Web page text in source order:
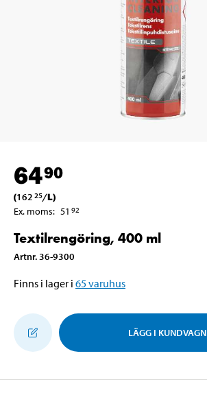
6490
(162 25/L)
Ex. moms: 51 92
Textilrengöring, 400 ml
Artnr. 36-9300
Finns i lager i 65varuhus
LÄGG I KUNDVAGN